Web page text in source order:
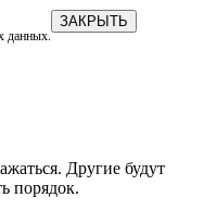
данных.
ЗАКРЫТЬ
Другие будут
порядок.